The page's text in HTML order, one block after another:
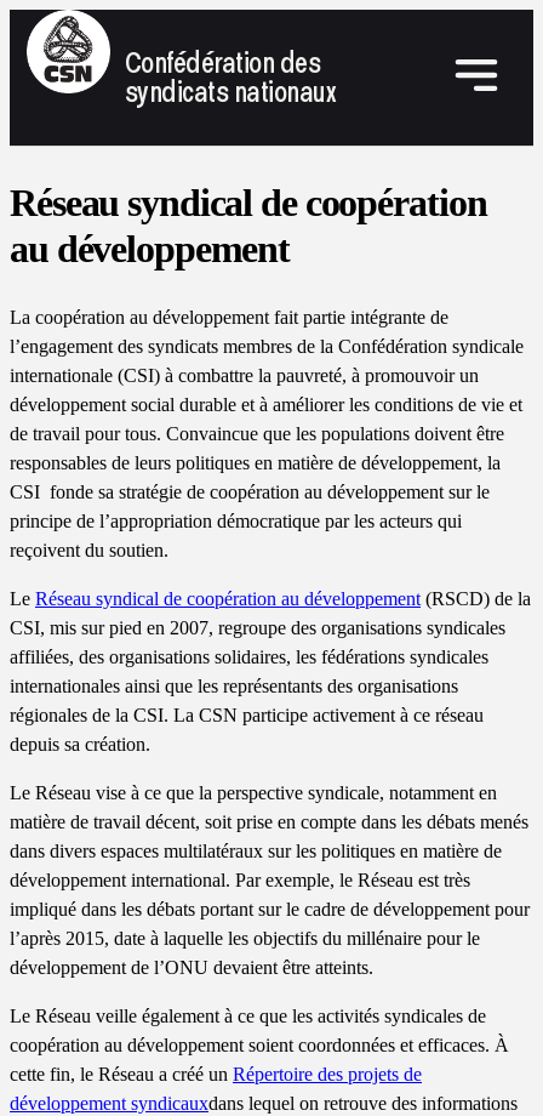
Confédération des
syndicats nationaux
Réseau syndical de coopération
au développement
La coopération au développement fait partie intégrante de
l’engagement des syndicats membres de la Confédération syndicale
internationale (CSI) à combattre la pauvreté, à promouvoir un
développement social durable et à améliorer les conditions de vie et
de travail pour tous. Convaincue que les populations doivent être
responsables de leurs politiques en matière de développement, la
CSI fonde sa stratégie de coopération au développement sur le
principe de l’appropriation démocratique par les acteurs qui
reçoivent du soutien.
Le Réseau syndical de coopération au développement (RSCD) de la
CSI, mis sur pied en 2007, regroupe des organisations syndicales
affiliées, des organisations solidaires, les fédérations syndicales
internationales ainsi que les représentants des organisations
régionales de la CSI. La CSN participe activement à ce réseau
depuis sa création.
Le Réseau vise à ce que la perspective syndicale, notamment en
matière de travail décent, soit prise en compte dans les débats menés
dans divers espaces multilatéraux sur les politiques en matière de
développement international. Par exemple, le Réseau est très
impliqué dans les débats portant sur le cadre de développement pour
l’après 2015, date à laquelle les objectifs du millénaire pour le
développement de l’ONU devaient être atteints.
Le Réseau veille également à ce que les activités syndicales de
coopération au développement soient coordonnées et efficaces. À
cette fin, le Réseau a créé un Répertoire des projets de
développement syndicauxdans lequel on retrouve des informations